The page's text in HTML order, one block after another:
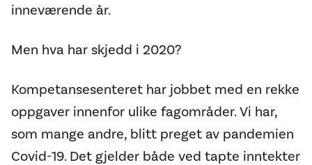
inneværende år.
Men hva har skjedd i 2020?
Kompetansesenteret har jobbet med en rekke
oppgaver innenfor ulike fagområder. Vi har,
som mange andre, blitt preget av pandemien
Covid-19. Det gjelder både ved tapte inntekter